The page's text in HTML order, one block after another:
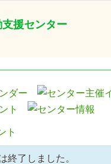
援センター
ト
終了しました。